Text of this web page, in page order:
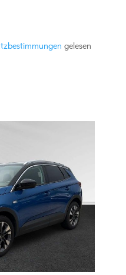
gelesen